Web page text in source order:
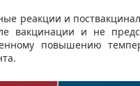
реакции и
вакцинации и не
повышению